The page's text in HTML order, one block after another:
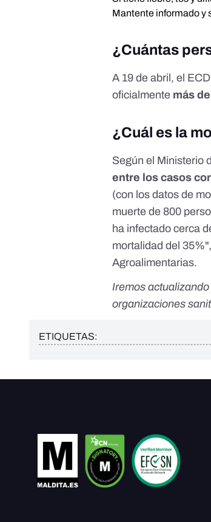
Mantente informado y
¿Cuántas
A 19 de abril , el
oficialmente más
¿Cuál es la
Según el Ministerio
entre los casos
(con los datos de
muerte de 800
ha infectado cerca
mortalidad del
Agroalimentarias.
Iremos
organizaciones
ETIQUETAS: